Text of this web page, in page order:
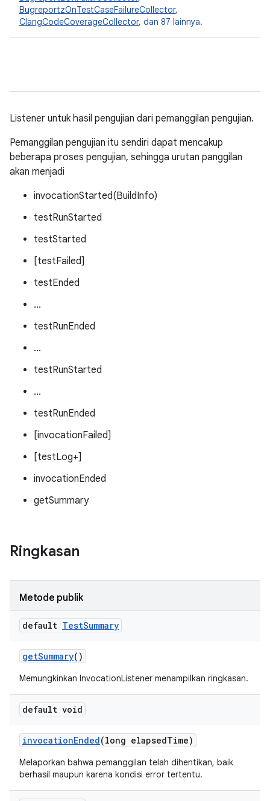
BugreportzOnTestCaseFailureCollector,
ClangCodeCoverageCollector, dan 87 lainnya.
Listener untuk hasil pengujian dari pemanggilan pengujian.
Pemanggilan pengujian itu sendiri dapat mencakup
beberapa proses pengujian, sehingga urutan panggilan
akan menjadi
invocationStarted(BuildInfo)
testRunStarted
testStarted
[testFailed]
testEnded
...
testRunEnded
...
testRunStarted
...
testRunEnded
[invocationFailed]
[testLog+]
invocationEnded
getSummary
Ringkasan
Metode publik
default TestSummary
getSummary()
Memungkinkan InvocationListener menampilkan ringkasan.
default void
invocationEnded(long elapsedTime)
Melaporkan bahwa pemanggilan telah dihentikan, baik
berhasil maupun karena kondisi error tertentu.